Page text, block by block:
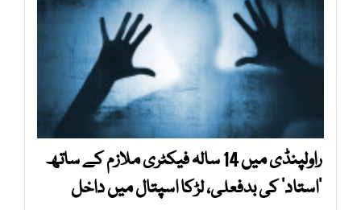
راولپنڈی میں 14 سالہ فیکٹری ملازم کے ساتھ
’استاد‘ کی بدفعلی، لڑکا اسپتال میں داخل